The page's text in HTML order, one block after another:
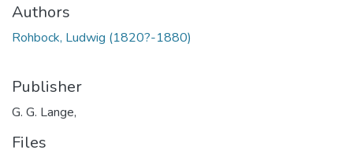
Authors
Rohbock, Ludwig (1820?-1880)
Publisher
G. G. Lange,
Files